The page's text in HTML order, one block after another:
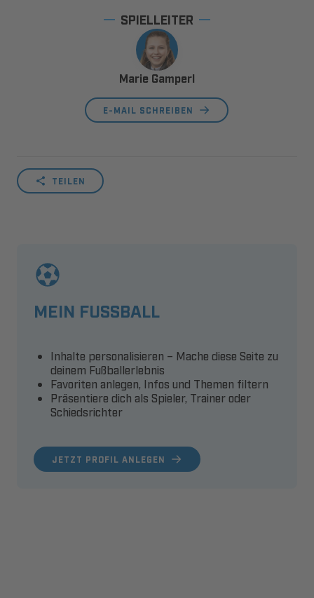
SPIELLEITER
Marie Gamperl
E-MAIL SCHREIBEN
TEILEN
MEIN FUSSBALL
JETZT PROFIL ANLEGEN
Inhalte personalisieren – Mache diese Seite zu
deinem Fußballerlebnis
Favoriten anlegen, Infos und Themen filtern
Präsentiere dich als Spieler, Trainer oder
Schiedsrichter